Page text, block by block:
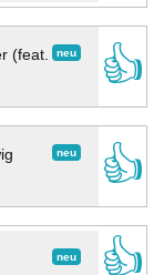
neu
(feat.
👍
neu
👍
neu
👍